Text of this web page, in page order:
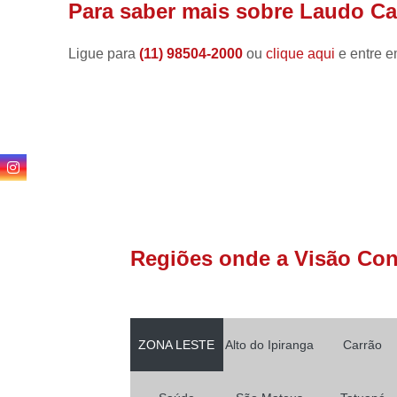
Para saber mais sobre Laudo
Ligue para(11) 98504-2000ouclique aqui e entre
Regiões onde a Visão
ZONA LESTE Alto do Ipiranga Carrão